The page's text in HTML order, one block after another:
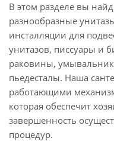
В этом разделе вы
разнообразные
инсталляции для
унитазов, писсуары и
раковины,
пьедесталы. Наша
работающими
которая обеспечит
завершенность
процедур.